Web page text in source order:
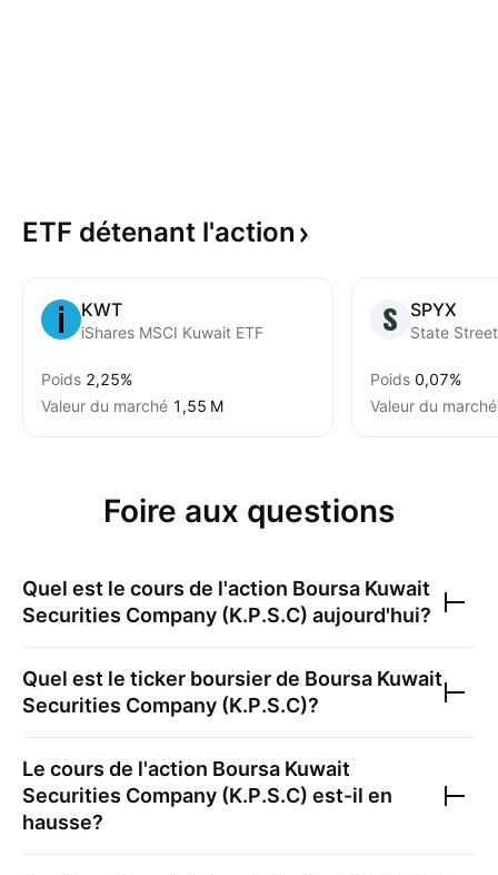
ETF détenant l'action
KWT
iShares MSCI Kuwait ETF
Poids 2,25%
Valeur du marché ‪1,55 M‬
SPYX
Poids 0,07%
Valeur du marché
Foire aux questions
Quel est le cours de l'action Boursa Kuwait
Securities Company (K.P.S.C) aujourd'hui?
Quel est le ticker boursier de Boursa Kuwait
Securities Company (K.P.S.C)?
Le cours de l'action Boursa Kuwait
Securities Company (K.P.S.C) est-il en
hausse?